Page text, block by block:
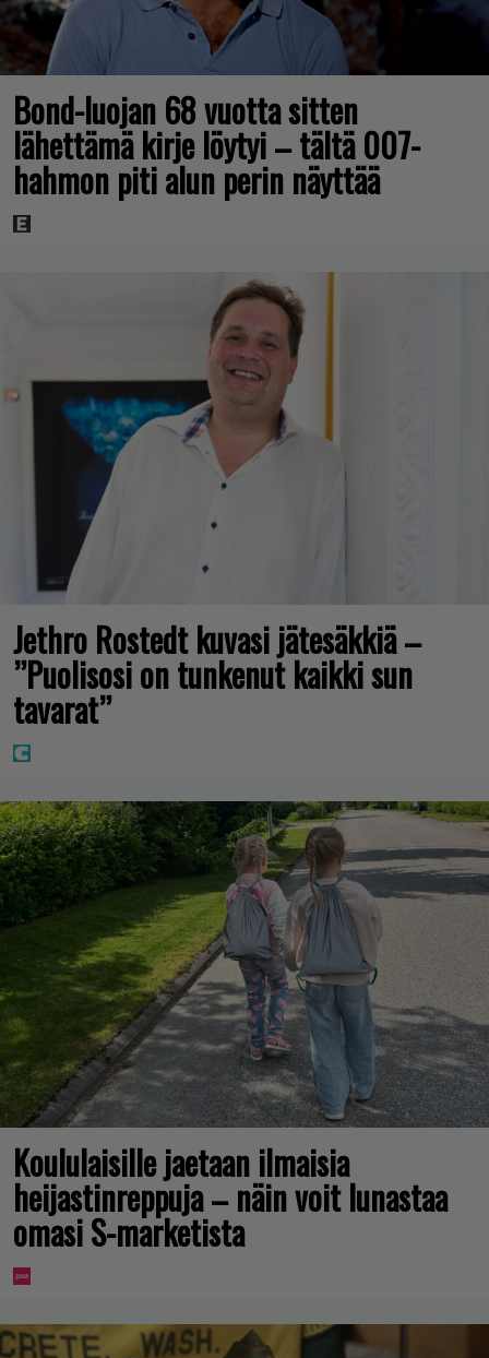
Bond-luojan 68 vuotta sitten
lähettämä kirje löytyi – tältä 007-
hahmon piti alun perin näyttää
Jethro Rostedt kuvasi jätesäkkiä –
”Puolisosi on tunkenut kaikki sun
tavarat”
Koululaisille jaetaan ilmaisia
heijastinreppuja – näin voit lunastaa
omasi S-marketista